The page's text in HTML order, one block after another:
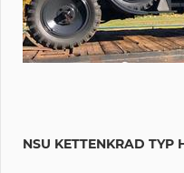
NSU KETTENKRAD TYP